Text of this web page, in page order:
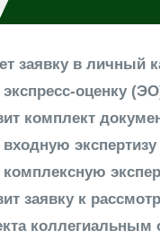
заявку в личный
оценку
комплект
заявку к
коллегиальным